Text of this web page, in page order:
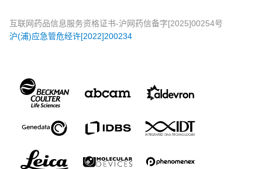
互联网药品信息服务资格证书-沪网药信备字[2025]00254号
沪(浦)应急管危经许[2022]200234